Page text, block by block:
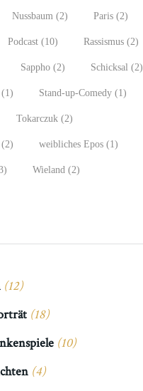
Nussbaum (2) Paris (2)
Podcast (10) Rassismus (2)
Sappho (2) Schicksal (2)
(1) Stand-up-Comedy (1)
Tokarczuk (2)
(2) weibliches Epos (1)
Wieland (2)
(12)
(18)
(10)
(4)